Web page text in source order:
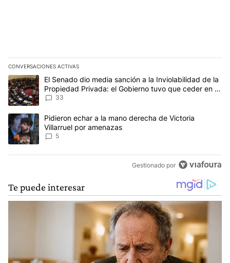
CONVERSACIONES ACTIVAS
Este listado muestra los artículos con más comentarios en los
Un artículo de tendencia con el título "El Senado dio media
El Senado dio media sanción a la Inviolabilidad de la
Propiedad Privada: el Gobierno tuvo que ceder en la
Ley del Manejo del Fuego
33
Un artículo de tendencia con el título "Pidieron echar a la mano
Pidieron echar a la mano derecha de Victoria
Villarruel por amenazas
5
Gestionado por